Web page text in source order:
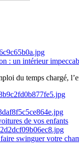
: un intérieur
du temps chargé,
de vos enfants
swinguer votre